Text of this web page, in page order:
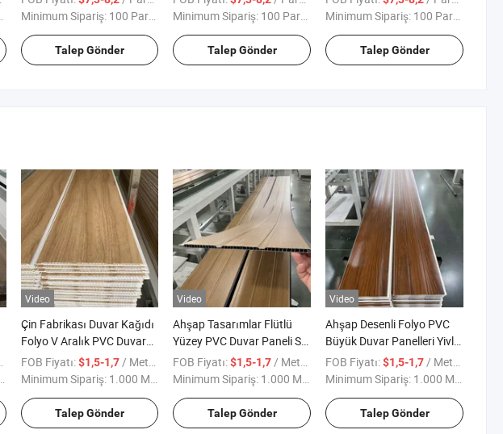
Kabartma PVC Mermer
Mermer Duvar Karoları
Minimum Sipariş: 100 Parça
Talep Gönder
Duvar Kaplaması
Mermer Duvar Karosu
Minimum Sipariş: 100 Parça
Talep Gönder
Panelleri Su Geçirmez
Duvar Plakası Altın Varaklı
Mermer Levha Paneli
Minimum Sipariş: 100 Parça
Talep Gönder
Video
Çin Fabrikası Duvar Kağıdı
Folyo V Aralık PVC Duvar
Panelleri Ahşap Renk
Harika Duvar Paneli Folyo
Kabartmalı Flütlü PVC
Duvar Paneli
FOB Fiyatı:$1,5-1,7/ Metre kare
Minimum Sipariş: 1.000 Metrekare
Talep Gönder
Video
Ahşap Tasarımlar Flütlü
Yüzey PVC Duvar Paneli Su
Geçirmez Alev Geçirmez
Harika Duvar Panelleri İç
Mekan WPC PVC Duvar
Panelleri
FOB Fiyatı:$1,5-1,7 / Metre kare
Minimum Sipariş: 1.000 Metrekare
Talep Gönder
Video
Ahşap Desenli Folyo PVC
Büyük Duvar Panelleri Yivli
Yüzeyli Grooved Su
Geçirmez PVC Korkuluk
Duvar Kaplaması İç Mekan
Duş Odası için
FOB Fiyatı:$1,5-1,7/ Metre kare
Minimum Sipariş: 1.000 Metrekare
Talep Gönder